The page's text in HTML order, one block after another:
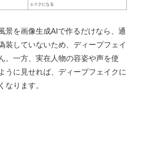
ェイクになる
景を画像生成AIで作るだけなら、通
装していないため、ディープフェイ
。一方、実在人物の容姿や声を使
うに見せれば、ディープフェイクに
なります。